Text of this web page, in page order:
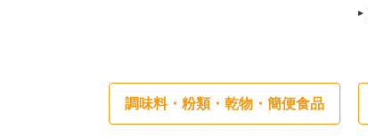
調味料・粉類・乾物・簡便食品